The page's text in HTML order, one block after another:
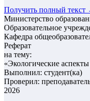
Получить полный текст
Министерство
Образовательное
Кафедра
Реферат
на тему:
«Экологические
Выполнил: студент(ка)
Проверил:
2026